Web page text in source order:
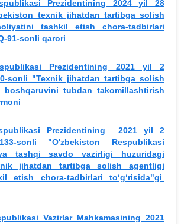
Prezidentining 2024 yil 28
texnik jihatdan tartibga solish
tashkil etish chora-tadbirlari
91-sonli qarori
Prezidentining 2021 yil 2
sonli "Texnik jihatdan tartibga solish
boshqaruvini tubdan takomillashtirish
Prezidentining 2021 yil 2
sonli "O'zbekiston Respublikasi
tashqi savdo vazirligi huzuridagi
jihatdan tartibga solish agentligi
etish chora-tadbirlari to‘g‘risida"gi
Vazirlar Mahkamasining 2021